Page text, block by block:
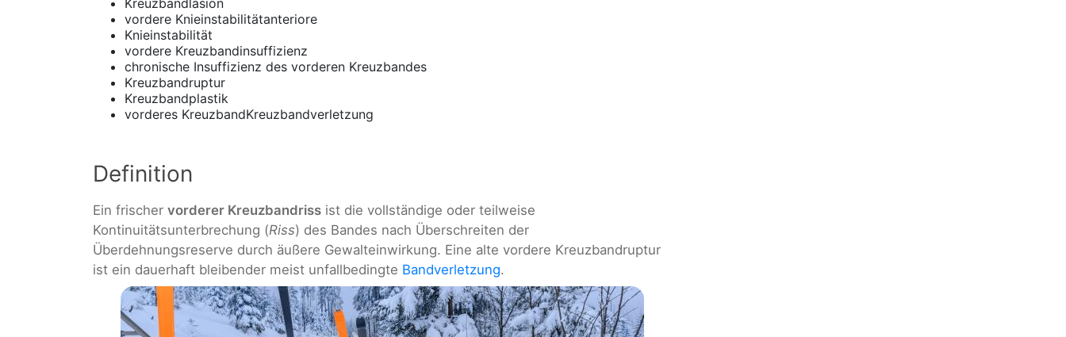
vordere Knieinstabilitätanteriore
Knieinstabilität
vordere Kreuzbandinsuffizienz
chronische Insuffizienz des vorderen Kreuzbandes
Kreuzbandruptur
Kreuzbandplastik
vorderes KreuzbandKreuzbandverletzung
Definition
Ein frischer vorderer Kreuzbandriss ist die vollständige oder teilweise
Kontinuitätsunterbrechung (Riss) des Bandes nach Überschreiten der
Überdehnungsreserve durch äußere Gewalteinwirkung. Eine alte vordere Kreuzbandruptur
ist ein dauerhaft bleibender meist unfallbedingte Bandverletzung.